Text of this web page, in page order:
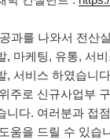
과를 나와서 전산
, 마케팅, 유통, 서
, 서비스 하였습니
주로 신규사업부
니다. 여러분과 접
움을 드릴 수 있습